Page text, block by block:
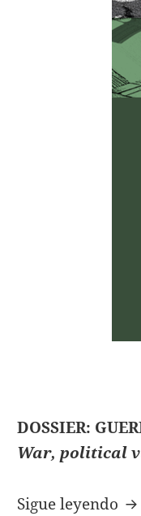
DOSSIER:
War, political
Sigue leyendo